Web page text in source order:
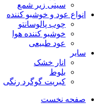
سینی زیر شمع
انواع عود و خوشبو کننده
چوب پالوسانتو
خوشبو کننده هوا
عود طبیعی
سایر
انار خشک
بلوط
کبریت گوگرد رنگی
صفحه نخست